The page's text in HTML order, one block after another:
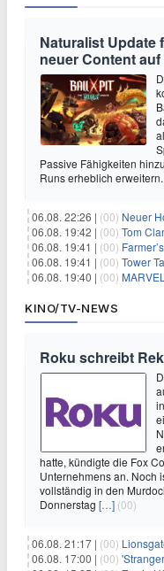
Naturalist
neuer Content
Passive Fähigkeiten
Runs erheblich
06.08. 22:26 | (00) Neuer
06.08. 19:42 | (00) Tom
06.08. 19:41 | (00)
06.08. 19:41 | (00) Tower Tactics
06.08. 19:40 | (00)
KINO/TV-NEWS
Roku schreibt
hatte, kündigte die Fox
Unternehmens an. Noch
vollständig in den
Donnerstag […] (00)
06.08. 21:17 | (00)
06.08. 17:00 | (00) 'Stranger